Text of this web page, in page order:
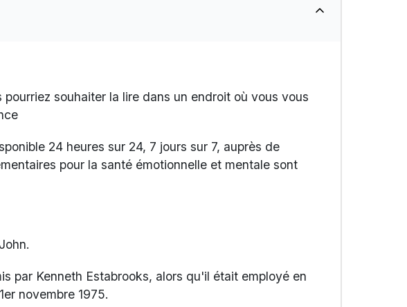
souhaiter la lire dans un endroit où vous vous
24 heures sur 24, 7 jours sur 7, auprès de
pour la santé émotionnelle et mentale sont
par Kenneth Estabrooks, alors qu'il était employé en
novembre 1975.